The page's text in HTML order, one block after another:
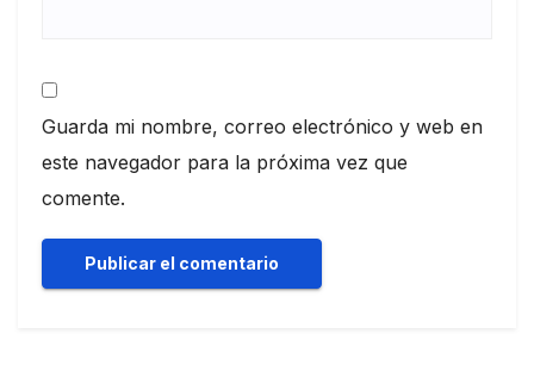
Guarda mi nombre, correo electrónico y web en
este navegador para la próxima vez que
comente.